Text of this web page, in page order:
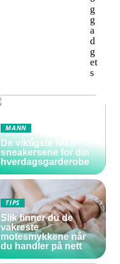
g
g
a
d
g
et
s
MANN
De viktigste Nike-
sneakersene for din
hverdagsgarderobe
TIPS
Slik finner du de
vakreste
motesmykkene når
du handler på nett